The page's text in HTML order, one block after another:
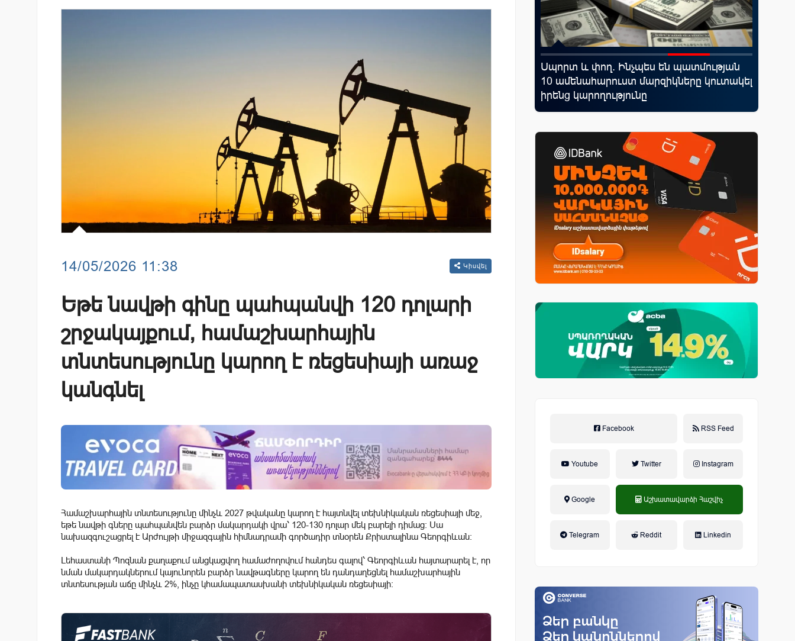
14/05/2026 11:38 Կիսվել
Եթե նավթի գինը պահպանվի 120 դոլարի
շրջակայքում, համաշխարհային
տնտեսությունը կարող է ռեցեսիայի առաջ
կանգնել
Համաշխարհային տնտեսությունը մինչև 2027 թվականը կարող է հայտնվել տեխնիկական ռեցեսիայի մեջ,
եթե նավթի գները պահպանվեն բարձր մակարդակի վրա՝ 120-130 դոլար մեկ բարելի դիմաց: Սա
նախազգուշացրել է Արժույթի միջազգային հիմնադրամի գործադիր տնօրեն Քրիստալինա Գեորգիևան։
Լեհաստանի Պոզնան քաղաքում անցկացվող համաժողովում հանդես գալով՝ Գեորգիևան հայտարարել է, որ
նման մակարդակներում կայունորեն բարձր նավթագները կարող են դանդաղեցնել համաշխարհային
տնտեսության աճը մինչև 2%, ինչը կհամապատասխանի տեխնիկական ռեցեսիայի։
նոր հաճախորդակենտրոն լուծումների
զարգացման նպատակով
Ucom-ը և FPWC-ն Գնիշիկում արևային
էներգիայի միջոցով կապահովեն վայրի
բնության շուրջօրյա մշտադիտարկումը
Սպորտ և փող. Ինչպես են պատմության
10 ամենահարուստ մարզիկները կուտակել
իրենց կարողությունը
Facebook RSS Feed
Youtube Twitter Instagram
Google Աշխատավարձի Հաշվիչ
Telegram Reddit Linkedin